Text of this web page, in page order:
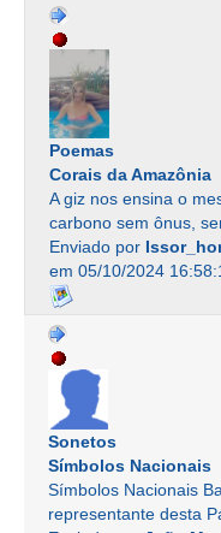
Poemas
Corais da Amazônia
A giz nos ensina o
carbono sem ônus,
Enviado por
em 05/10/2024
Sonetos
Símbolos Nacionais
Símbolos Nacionais
representante desta